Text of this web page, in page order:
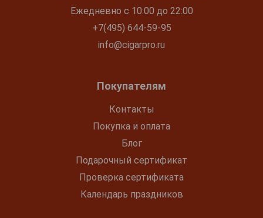
Ежедневно с 10:00 до 22:00
+7(495) 644-59-95
info@cigarpro.ru
Покупателям
Контакты
Покупка и оплата
Блог
Подарочный сертификат
Проверка сертификата
Календарь праздников